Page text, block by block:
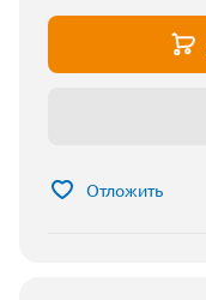
Отложить